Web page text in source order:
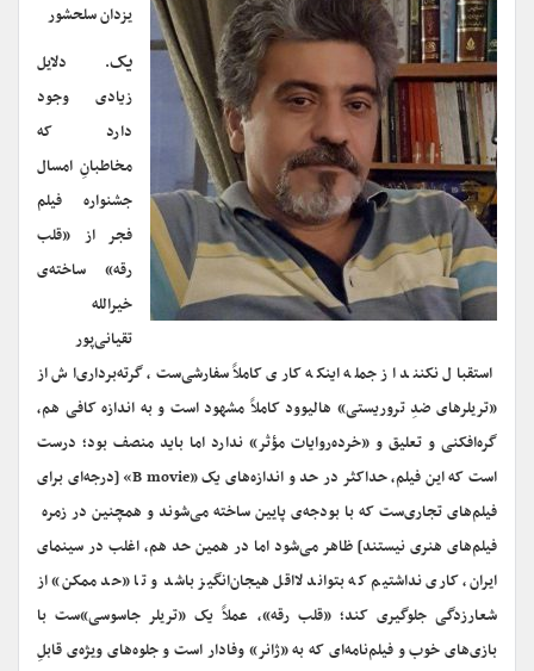
یزدان سلحشور
یک. دلایل
زیادی وجود
دارد که
مخاطبانِ امسال
جشنواره فیلم
فجر از «قلب
رقه» ساخته‌ی
خیرالله
تقیانی‌پور
استقبال نکنند از جمله اینکه کاری کاملاً سفارشی‌ست، گرته‌برداری‌اش از
«تریلرهای ضدِ تروریستی» هالیوود کاملاً مشهود است و به اندازه کافی هم،
گره‌افکنی و تعلیق و «خرده‌روایات مؤثر» ندارد اما باید منصف بود؛ درست
است که این فیلم، حداکثر در حد و اندازه‌های یک «B movie» [درجه‌ای برای
فیلم‌های تجاری‌ست که با بودجه‌ی پایین ساخته می‌شوند و همچنین در زمره
فیلم‌های هنری نیستند] ظاهر می‌شود اما در همین حد هم، اغلب در سینمای
ایران، کاری نداشتیم که بتواند لااقل هیجان‌انگیز باشد و تا «حد ممکن» از
شعارزدگی جلوگیری کند؛ «قلب رقه»، عملاً یک «تریلر جاسوسی»ست با
بازی‌های خوب و فیلم‌نامه‌ای که به «ژانر» وفادار است و جلوه‌های ویژه‌ی قابلِ